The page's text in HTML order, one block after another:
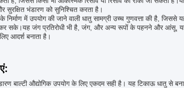
सुरक्षित भंडारण को सुनिश्चित करता है।
निर्माण में उपयोग की जाने वाली धातु सामग्री उच्च गुणवत्ता की है,
कर सके।यह जंग प्रतिरोधी भी है, जंग, और अन्य रूपों के पहनने और आंसू,
आदर्श बनाता है।
बाल्टी औद्योगिक उपयोग के लिए एकदम सही है। यह टिकाऊ धातु